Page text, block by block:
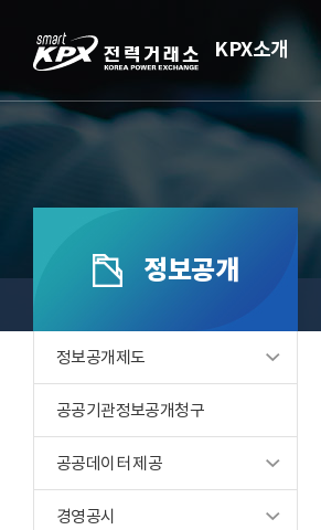
KPX소개
정보공개
정보공개제도
공공기관정보공개청구
공공데이터 제공
경영공시